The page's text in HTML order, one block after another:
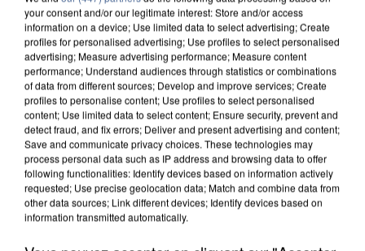
APRÈS TOUTES CES CANICULES, LES REFUGES
DE FAUNE SAUVAGE SONT...
your consent and/or our legitimate interest: Store and/or access
information on a device; Use limited data to select advertising; Create
profiles for personalised advertising; Use profiles to select personalised
advertising; Measure advertising performance; Measure content
performance; Understand audiences through statistics or combinations
of data from different sources; Develop and improve services; Create
profiles to personalise content; Use profiles to select personalised
content; Use limited data to select content; Ensure security, prevent and
detect fraud, and fix errors; Deliver and present advertising and content;
Save and communicate privacy choices. These technologies may
process personal data such as IP address and browsing data to offer
following functionalities: Identify devices based on information actively
requested; Use precise geolocation data; Match and combine data from
other data sources; Link different devices; Identify devices based on
information transmitted automatically.